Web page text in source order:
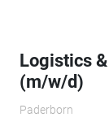
Logistics
(m/w/d)
Paderborn